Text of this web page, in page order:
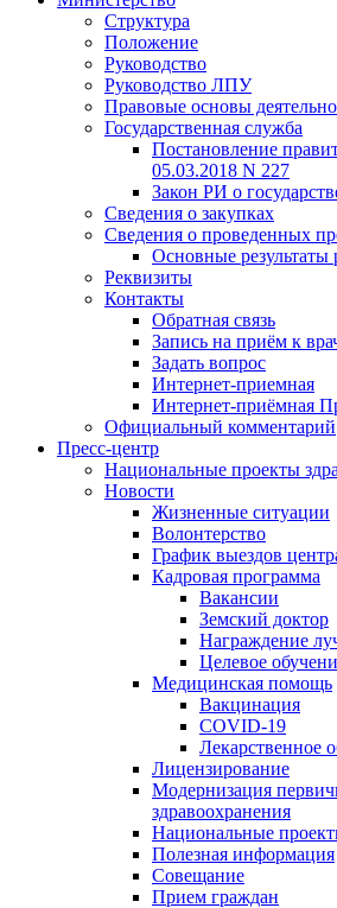
Структура
Положение
Руководство
Руководство ЛПУ
Правовые основы
Государственная служба
Постановление
05.03.2018 N 227
Закон РИ о
Сведения о закупках
Сведения о проведенных
Основные результаты
Реквизиты
Контакты
Обратная связь
Запись на приём к
Задать вопрос
Интернет-приемная
Интернет-приёмная
Официальный комментарий
Пресс-центр
Национальные проекты
Новости
Жизненные ситуации
Волонтерство
График выездов
Кадровая программа
Вакансии
Земский доктор
Награждение
Целевое
Медицинская помощь
Вакцинация
COVID-19
Лекарственное
Лицензирование
Модернизация
здравоохранения
Национальные
Полезная информация
Совещание
Прием граждан